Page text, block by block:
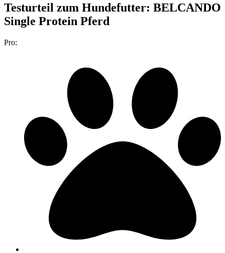
Testurteil zum Hundefutter: BELCANDO
Single Protein Pferd
Pro: